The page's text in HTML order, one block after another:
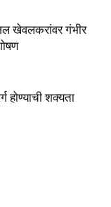
खेवलकरांवर गंभीर
शक्यता